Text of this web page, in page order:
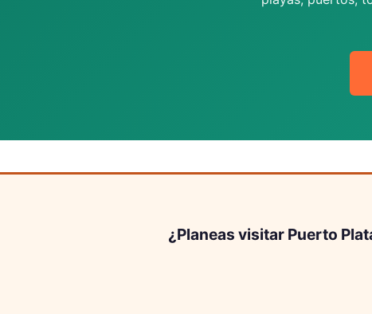
¿Planeas visitar Puerto